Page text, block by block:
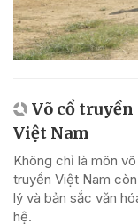
Võ cổ
Việt Nam
Không chỉ là môn
truyền Việt Nam
lý và bản sắc văn
hệ.